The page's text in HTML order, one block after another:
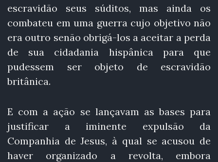
escravidão seus súditos, mas ainda os
combateu em uma guerra cujo objetivo não
era outro senão obrigá-los a aceitar a perda
de sua cidadania hispânica para que
pudessem ser objeto de escravidão
britânica.
E com a ação se lançavam as bases para
justificar a iminente expulsão da
Companhia de Jesus, à qual se acusou de
haver organizado a revolta, embora